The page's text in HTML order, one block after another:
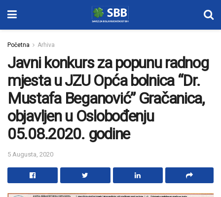
Početna Arhiva
Javni konkurs za popunu radnog
mjesta u JZU Opća bolnica “Dr.
Mustafa Beganović” Gračanica,
objavljen u Oslobođenju
05.08.2020. godine
5 Augusta, 2020